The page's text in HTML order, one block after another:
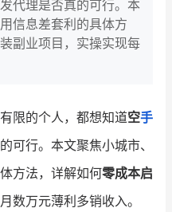
场景库
报告
代理是否真的可行。本
信息差套利的具体方
副业项目，实操实现每
限的个人，都想知道空手
可行。本文聚焦小城市、
方法，详解如何零成本启
数万元薄利多销收入。